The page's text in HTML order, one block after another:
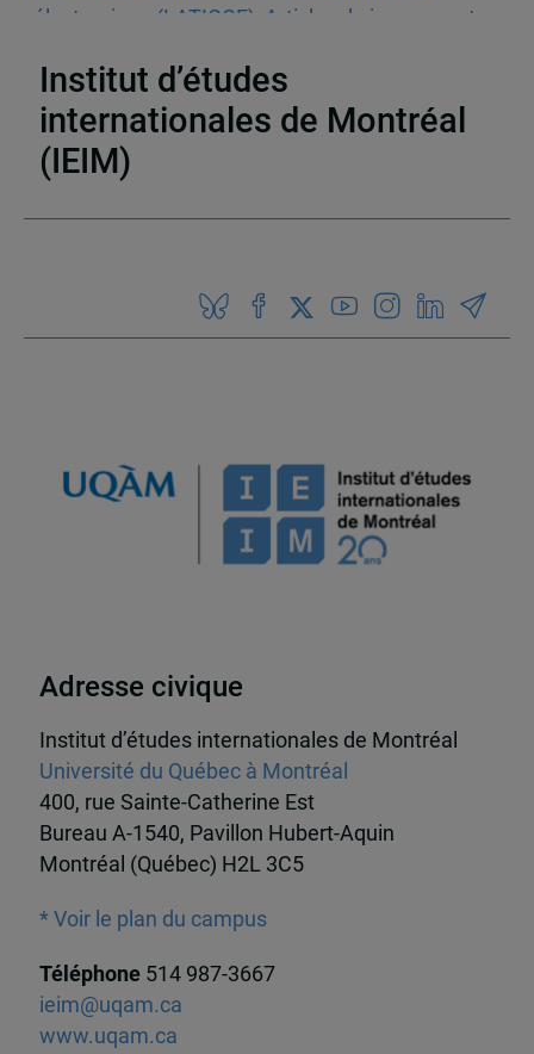
électronique (LATICCE)
Articles de journaux et
Institut d’études
internationales de Montréal
(IEIM)
Adresse civique
Institut d’études internationales de Montréal
Université du Québec à Montréal
400, rue Sainte-Catherine Est
Bureau A-1540, Pavillon Hubert-Aquin
Montréal (Québec) H2L 3C5
* Voir le plan du campus
Téléphone 514 987-3667
ieim@uqam.ca
www.uqam.ca